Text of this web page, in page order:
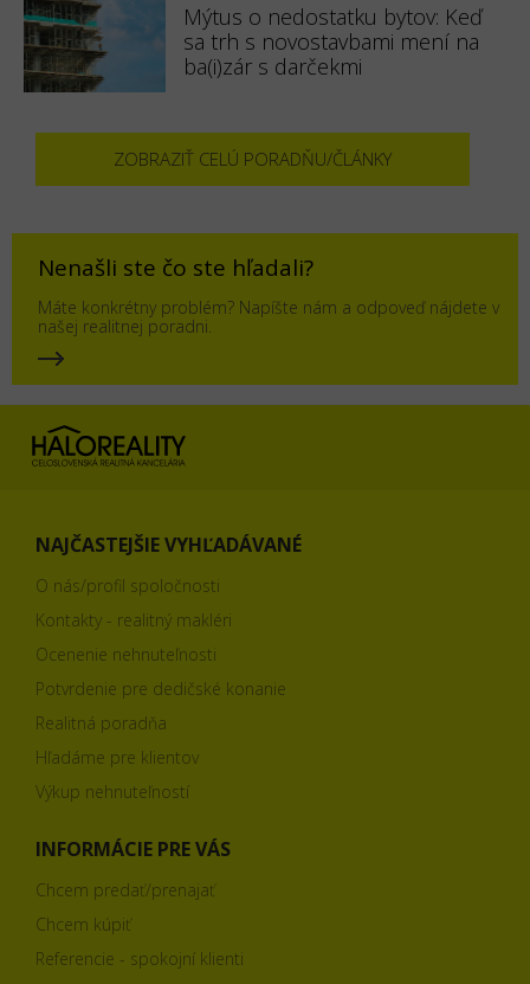
Mýtus o nedostatku bytov: Keď
sa trh s novostavbami mení na
ba(i)zár s darčekmi
ZOBRAZIŤ CELÚ PORADŇU/ČLÁNKY
Nenašli ste čo ste hľadali?
Máte konkrétny problém? Napíšte nám a odpoveď nájdete v
našej realitnej poradni.
NAJČASTEJŠIE VYHĽADÁVANÉ
O nás/profil spoločnosti
Kontakty - realitný makléri
Ocenenie nehnuteľnosti
Potvrdenie pre dedičské konanie
Realitná poradňa
Hľadáme pre klientov
Výkup nehnuteľností
INFORMÁCIE PRE VÁS
Chcem predať/prenajať
Chcem kúpiť
Referencie - spokojní klienti